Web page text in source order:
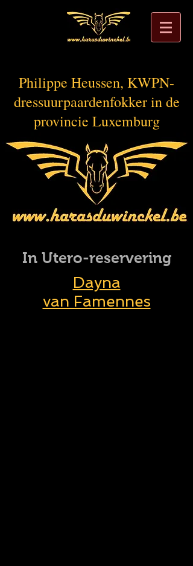
Philippe Heussen, KWPN-
dressuurpaardenfokker in de
provincie Luxemburg
In Utero-reservering
Dayna
van Famennes